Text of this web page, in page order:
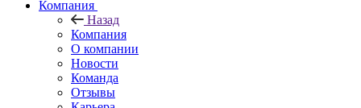
Компания
Назад
Компания
О компании
Новости
Команда
Отзывы